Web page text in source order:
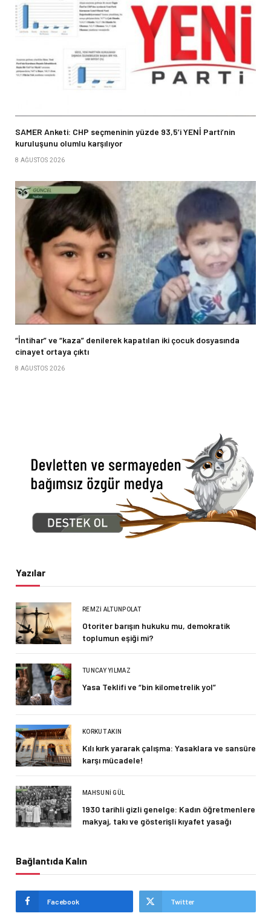
SAMER Anketi: CHP seçmeninin yüzde 93,5’i YENİ Parti’nin
kuruluşunu olumlu karşılıyor
8 AĞUSTOS 2026
“İntihar” ve “kaza” denilerek kapatılan iki çocuk dosyasında
cinayet ortaya çıktı
8 AĞUSTOS 2026
Yazılar
REMZI ALTUNPOLAT
Otoriter barışın hukuku mu, demokratik
toplumun eşiği mi?
TUNCAY YILMAZ
Yasa Teklifi ve “bin kilometrelik yol”
KORKUT AKIN
Kılı kırk yararak çalışma: Yasaklara ve sansüre
karşı mücadele!
MAHSUNI GÜL
1930 tarihli gizli genelge: Kadın öğretmenlere
makyaj, takı ve gösterişli kıyafet yasağı
Bağlantıda Kalın
Facebook Twitter